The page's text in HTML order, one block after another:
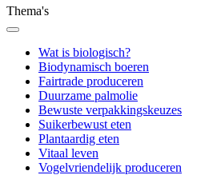
Thema's
Wat is biologisch?
Biodynamisch boeren
Fairtrade produceren
Duurzame palmolie
Bewuste verpakkingskeuzes
Suikerbewust eten
Plantaardig eten
Vitaal leven
Vogelvriendelijk produceren